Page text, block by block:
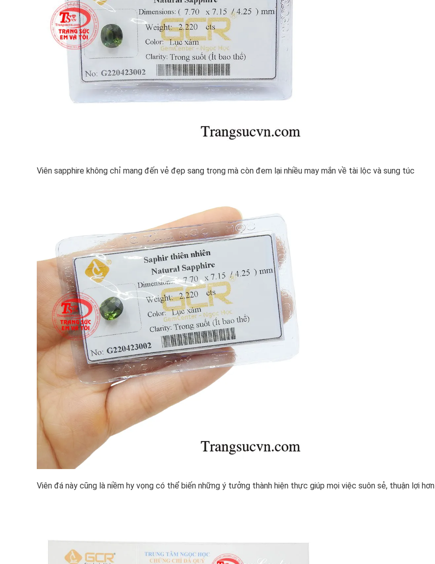
Viên sapphire không chỉ mang đến vẻ đẹp sang trọng mà còn đem lại nhiều may mắn về tài lộc và sung túc
Viên đá này cũng là niềm hy vọng có thể biến những ý tưởng thành hiện thực giúp mọi việc suôn sẻ, thuận lợi hơn